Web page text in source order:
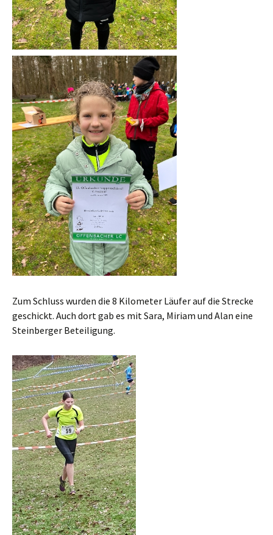
Zum Schluss wurden die 8 Kilometer Läufer auf die Strecke
geschickt. Auch dort gab es mit Sara, Miriam und Alan eine
Steinberger Beteiligung.